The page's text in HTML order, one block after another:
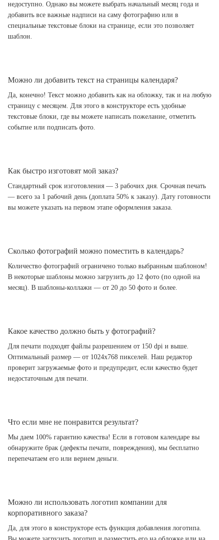
недоступно. Однако вы можете выбрать начальный месяц года и
добавить все важные надписи на саму фотографию или в
специальные текстовые блоки на странице, если это позволяет
шаблон.
Можно ли добавить текст на страницы календаря?
Да, конечно! Текст можно добавить как на обложку, так и на любую
страницу с месяцем. Для этого в конструкторе есть удобные
текстовые блоки, где вы можете написать пожелание, отметить
событие или подписать фото.
Как быстро изготовят мой заказ?
Стандартный срок изготовления — 3 рабочих дня. Срочная печать
— всего за 1 рабочий день (доплата 50% к заказу). Дату готовности
вы можете указать на первом этапе оформления заказа.
Сколько фотографий можно поместить в календарь?
Количество фотографий ограничено только выбранным шаблоном!
В некоторые шаблоны можно загрузить до 12 фото (по одной на
месяц). В шаблоны-коллажи — от 20 до 50 фото и более.
Какое качество должно быть у фотографий?
Для печати подходят файлы разрешением от 150 dpi и выше.
Оптимальный размер — от 1024x768 пикселей. Наш редактор
проверит загружаемые фото и предупредит, если качество будет
недостаточным для печати.
Что если мне не понравится результат?
Мы даем 100% гарантию качества! Если в готовом календаре вы
обнаружите брак (дефекты печати, повреждения), мы бесплатно
перепечатаем его или вернем деньги.
Можно ли использовать логотип компании для
корпоративного заказа?
Да, для этого в конструкторе есть функция добавления логотипа.